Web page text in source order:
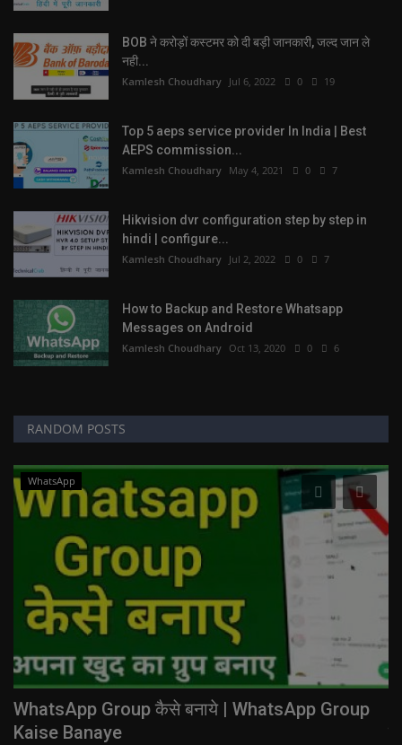
BOB ने करोड़ों कस्टमर को दी बड़ी जानकारी, जल्द जान ले
नही...
Kamlesh Choudhary Jul 6, 2022 0 19
Top 5 aeps service provider In India | Best
AEPS commission...
Kamlesh Choudhary May 4, 2021 0 7
Hikvision dvr configuration step by step in
hindi | configure...
Kamlesh Choudhary Jul 2, 2022 0 7
How to Backup and Restore Whatsapp
Messages on Android
Kamlesh Choudhary Oct 13, 2020 0 6
RANDOM POSTS
WhatsApp
WhatsApp Group कैसे बनाये | WhatsApp Group
Kaise Banaye